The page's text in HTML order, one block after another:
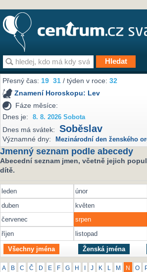
Přesný čas:19 31 / týden v roce:32
Znamení Horoskopu: Lev
Fáze měsíce:
Dnes je:
8. 8. 2026 Sobota
Dnes má svátek: Soběslav
Významné dny: Mezinárodní den ženského
Jmenný seznam podle abecedy
Abecední seznam jmen, včetně jejich
dítě.
leden únor
duben
květen
červenec
srpen
říjen
listopad
Všechny jména Ženská jména
A B C Č D E F G H J K M N O